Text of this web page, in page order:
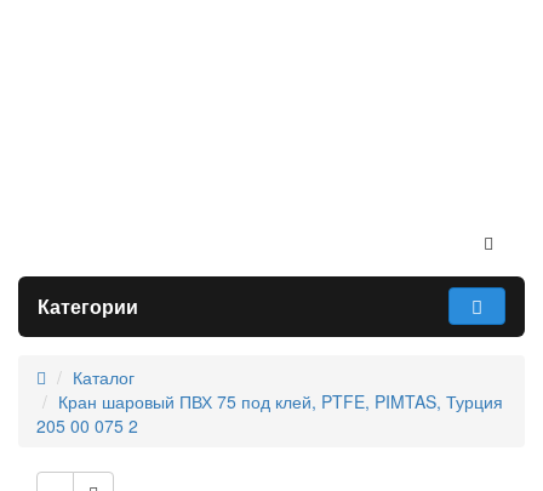
Категории
Каталог
Кран шаровый ПВХ 75 под клей, PTFE, PIMTAS, Турция
205 00 075 2